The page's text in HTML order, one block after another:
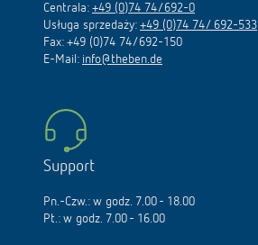
Centrala: +49 (0)74 74/692-0
Usługa sprzedaży: +49 (0)74 74/ 692-533
Fax: +49 (0)74 74/692-150
E-Mail: info@theben.de
Support
Pn.-Czw.: w godz. 7.00 - 18.00
Pt.: w godz. 7.00 - 16.00